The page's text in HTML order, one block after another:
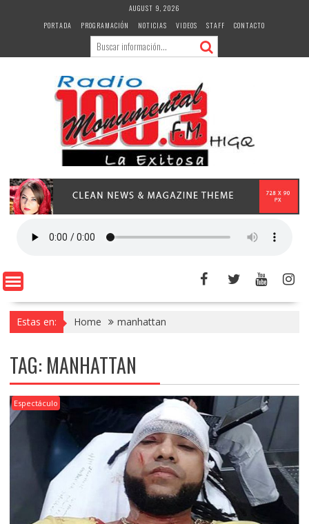
AUGUST 9, 2026
PORTADA
PROGRAMACIÓN NOTICIAS VIDEOS STAFF CONTACTO
Estas en: Home manhattan
TAG: MANHATTAN
Espectáculo